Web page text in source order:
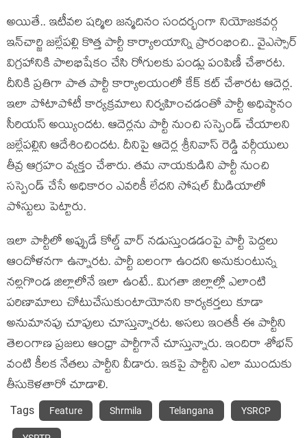
అయితే.. ఇటీవ‌ల ష‌ర్మిల జ‌న్మ‌దినం సంద‌ర్భంగా నియోజ‌క‌వ‌ర్గ
ఇన్‌చార్జి జ‌ల్లేప‌ల్లి కొత్త పార్టీ కార్యాల‌యాన్ని ప్రారంభించి.. వైఎస్సార్
విగ్ర‌హానికి పాల‌భిషేకం చేసి రోగుల‌కు పండ్లు పంపిణీ చేశార‌ట‌.
దీనికి ప్ర‌తిగా పాత పార్టీ కార్యాల‌యంలో కేక్ క‌ట్ చేశార‌ట ఆదెర్ల‌.
ఇలా పోటాపోటీ కార్య‌క్ర‌మాలు నిర్వ‌హించ‌డంతో పార్టీ అధిష్ఠానం
సీరియ‌స్ అయ్యింద‌ట‌. ఆదెర్ల‌ను పార్టీ నుంచి స‌స్పెండ్ చేయాల‌ని
జ‌ల్లేప‌ల్లిని ఆదేశించింద‌ట‌. దీనిపై ఆదెర్ల శ్రీ‌నివాస్ రెడ్డి వర్గీయులు
తీవ్ర ఆగ్ర‌హం వ్య‌క్తం చేశారు. త‌మ నాయ‌కుడిని పార్టీ నుంచి
స‌స్పెండ్ చేసే అధికారం ఎవ‌రికీ లేద‌ని సోష‌ల్ మీడియాలో
పోస్టులు పెట్టారు.
ఇలా పార్టీలో అప్పుడే కోల్డ్ వార్ న‌డుస్తుండ‌డంపై పార్టీ పెద్ద‌లు
ఆందోళ‌న‌గా ఉన్నార‌ట‌. పార్టీ బ‌లంగా ఉంద‌ని అనుకుంటున్న
న‌ల్ల‌గొండ జిల్లాలోనే ఇలా ఉంటే.. మిగ‌తా జిల్లాల్లో ఎలాంటి
ప‌రిణామాలు చోటుచేసుకుంటాయోన‌ని కార్య‌క‌ర్త‌లు కూడా
అనుమాన‌పు చూపులు చూస్తున్నార‌ట‌. అస‌లు ఇంత‌కీ ఈ పార్టీని
తెలంగాణ ప్ర‌జ‌లు ఆంధ్రా పార్టీగానే చూస్తున్నారు. ఇందిరా శోభ‌న్
వంటి కీల‌క నేత‌లు పార్టీని వీడారు. ఇక‌పై పార్టీని ఎలా ముందుకు
తీసుకెళ‌తారో చూడాలి.
Tags Feature Shrmila Telangana YSRCP